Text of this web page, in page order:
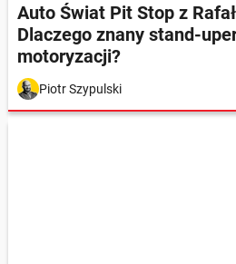
Auto Świat Pit Stop z
Dlaczego znany stand-
motoryzacji?
Piotr Szypulski